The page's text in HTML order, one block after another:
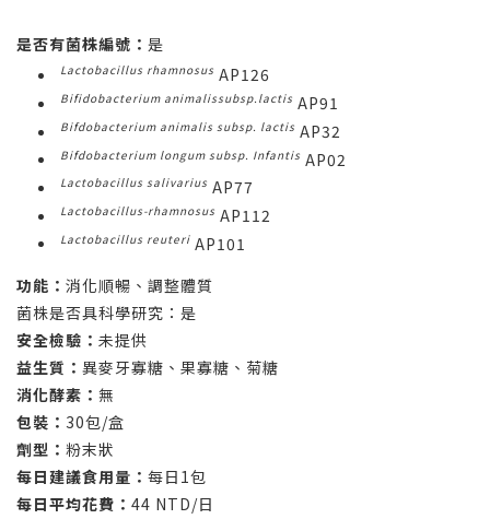
是否有菌株編號： 是
Lactobacillus rhamnosus AP126
Bifidobacterium animalissubsp.lactis AP91
Bifdobacterium animalis subsp. lactis AP32
Bifdobacterium longum subsp. Infantis AP02
Lactobacillus salivarius AP77
Lactobacillus-rhamnosus AP112
Lactobacillus reuteri AP101
功能： 消化順暢、調整體質
菌株是否具科學研究：是
安全檢驗： 未提供
益生質： 異麥牙寡糖、果寡糖、菊糖
消化酵素： 無
包裝： 30包/盒
劑型： 粉末狀
每日建議食用量： 每日1包
每日平均花費： 44 NTD/日